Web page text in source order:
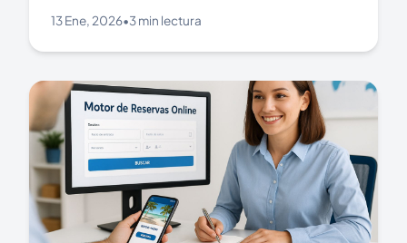
13 Ene, 2026•3 min lectura